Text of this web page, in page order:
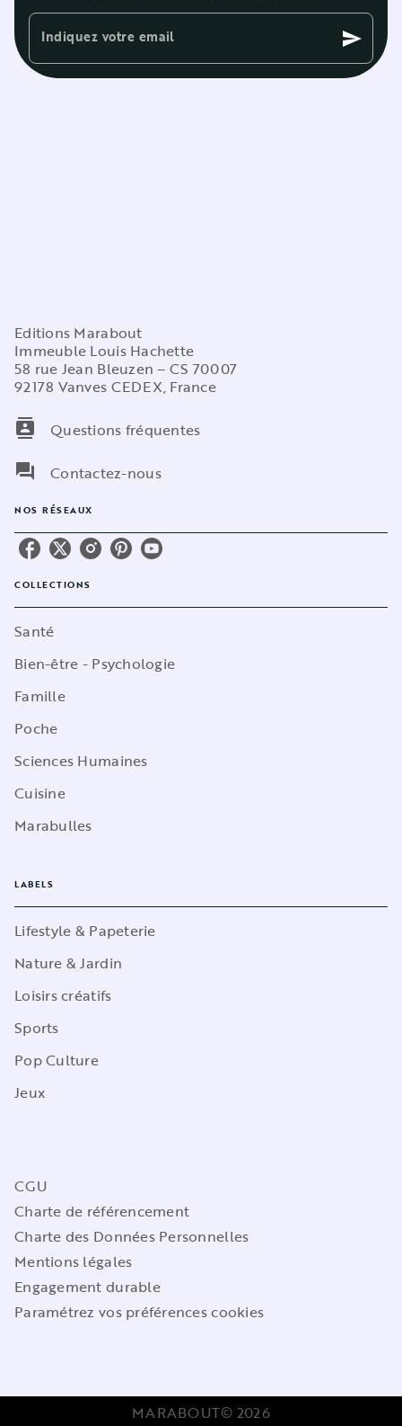
Indiquez votre email send
Editions Marabout
Immeuble Louis Hachette
58 rue Jean Bleuzen – CS 70007
92178 Vanves CEDEX, France
contacts
Questions fréquentes
question_answer
Contactez-nous
NOS RÉSEAUX
COLLECTIONS
Santé
Bien-être - Psychologie
Famille
Poche
Sciences Humaines
Cuisine
Marabulles
LABELS
Lifestyle & Papeterie
Nature & Jardin
Loisirs créatifs
Sports
Pop Culture
Jeux
CGU
Charte de référencement
Charte des Données Personnelles
Mentions légales
Engagement durable
Paramétrez vos préférences cookies
MARABOUT© 2026